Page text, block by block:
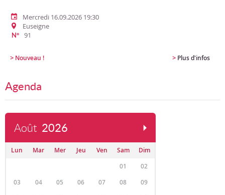
Mercredi 16.09.2026 19:30
Euseigne
N° 91
> Nouveau ! > Plus d'infos
Agenda
Août 2026
Lun Mar Mer Jeu Ven Sam
Dim
01
02
03
04 05 06 07 08
09